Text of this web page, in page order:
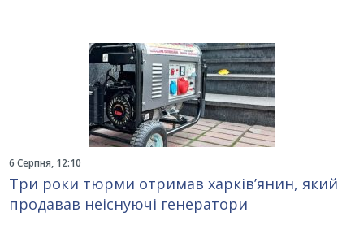
6 Серпня, 12:10
Три роки тюрми отримав харків’янин, який
продавав неіснуючі генератори